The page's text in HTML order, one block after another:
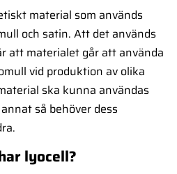
material som används
och satin. Att det används
att materialet går att använda
vid produktion av olika
ska kunna användas
så behöver dess
lyocell?